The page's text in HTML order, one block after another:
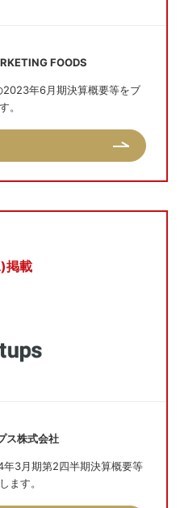
FOODS
2023年6月期決算概要等をブ
。
掲載
ス株式会社
3月期第2四半期決算概要等
ます。